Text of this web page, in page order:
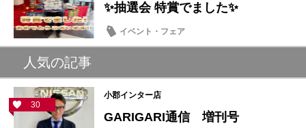
✨抽選会 特賞でました✨
イベント・フェア
人気の記事
30
小郡インター店
GARIGARI通信 増刊号